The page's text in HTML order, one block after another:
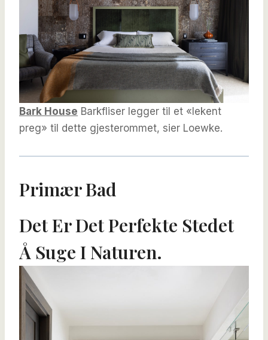
Bark House Barkfliser legger til et «lekent
preg» til dette gjesterommet, sier Loewke.
Primær Bad
Det Er Det Perfekte Stedet
Å Suge I Naturen.